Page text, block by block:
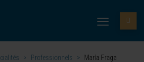
> Professionnels > María Fraga